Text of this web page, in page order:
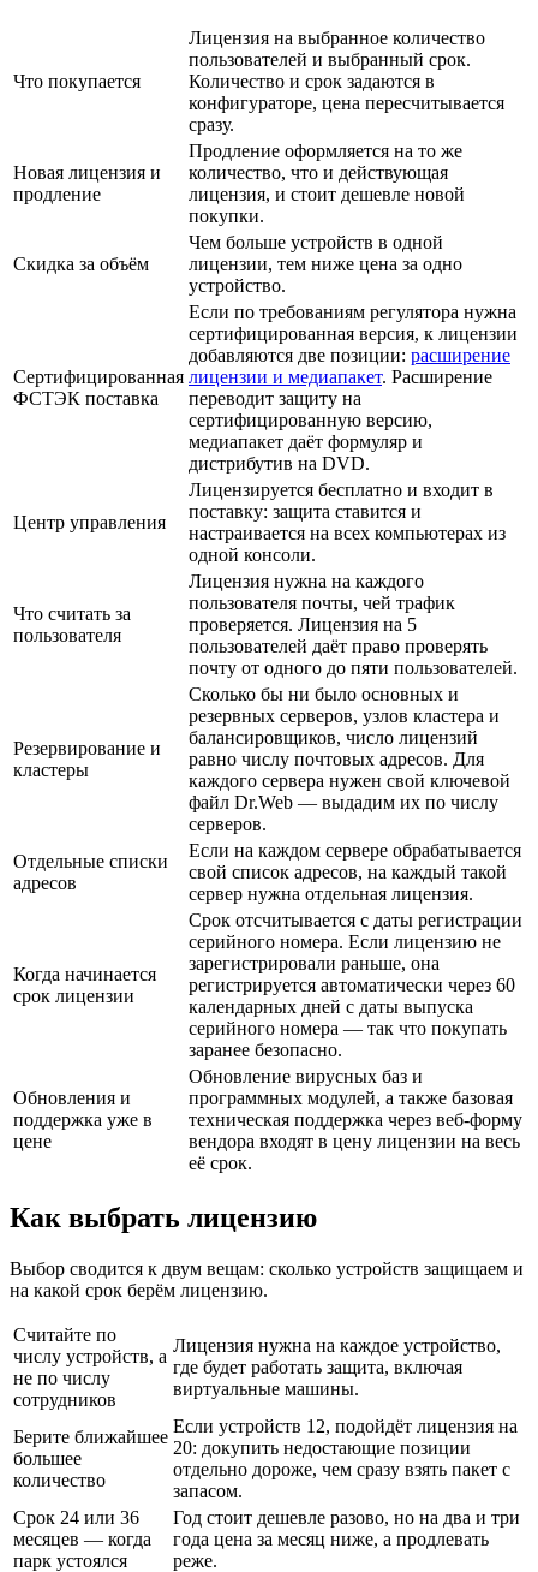
Что покупается
Лицензия на выбранное количество
пользователей и выбранный срок.
Количество и срок задаются в
конфигураторе, цена пересчитывается
сразу.
Новая лицензия и
продление
Продление оформляется на то же
количество, что и действующая
лицензия, и стоит дешевле новой
покупки.
Скидка за объём
Чем больше устройств в одной
лицензии, тем ниже цена за одно
устройство.
Сертифицированная
ФСТЭК поставка
Если по требованиям регулятора нужна
сертифицированная версия, к лицензии
добавляются две позиции: расширение
лицензии и медиапакет. Расширение
переводит защиту на
сертифицированную версию,
медиапакет даёт формуляр и
дистрибутив на DVD.
Центр управления
Лицензируется бесплатно и входит в
поставку: защита ставится и
настраивается на всех компьютерах из
одной консоли.
Что считать за
пользователя
Лицензия нужна на каждого
пользователя почты, чей трафик
проверяется. Лицензия на 5
пользователей даёт право проверять
почту от одного до пяти пользователей.
Резервирование и
кластеры
Сколько бы ни было основных и
резервных серверов, узлов кластера и
балансировщиков, число лицензий
равно числу почтовых адресов. Для
каждого сервера нужен свой ключевой
файл Dr.Web — выдадим их по числу
серверов.
Отдельные списки
адресов
Если на каждом сервере обрабатывается
свой список адресов, на каждый такой
сервер нужна отдельная лицензия.
Когда начинается
срок лицензии
Срок отсчитывается с даты регистрации
серийного номера. Если лицензию не
зарегистрировали раньше, она
регистрируется автоматически через 60
календарных дней с даты выпуска
серийного номера — так что покупать
заранее безопасно.
Обновления и
поддержка уже в
цене
Обновление вирусных баз и
программных модулей, а также базовая
техническая поддержка через веб-форму
вендора входят в цену лицензии на весь
её срок.
Как выбрать лицензию
Выбор сводится к двум вещам: сколько устройств защищаем и
на какой срок берём лицензию.
Считайте по
числу устройств, а
не по числу
сотрудников
Лицензия нужна на каждое устройство,
где будет работать защита, включая
виртуальные машины.
Берите ближайшее
большее
количество
Если устройств 12, подойдёт лицензия на
20: докупить недостающие позиции
отдельно дороже, чем сразу взять пакет с
запасом.
Срок 24 или 36
месяцев — когда
парк устоялся
Год стоит дешевле разово, но на два и три
года цена за месяц ниже, а продлевать
реже.